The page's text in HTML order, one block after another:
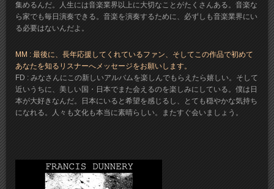
集めるんだ。人生には音楽業界以上に大切なことがたくさんある。音楽な
ら家でも毎日演奏できる。音楽を演奏するために、必ずしも音楽業界にい
る必要はないんだよ。
MM : 最後に、長年応援してくれているファン、そしてこの作品で初めて
あなたを知るリスナーへメッセージをお願いします。
FD : みなさんにこの新しいアルバムを楽しんでもらえたら嬉しい。そして
近いうちに、美しい国・日本でまた会えるのを楽しみにしている。僕は日
本が大好きなんだ。日本にいると希望を感じるし、とても穏やかな気持ち
になれる。人々も文化も本当に素晴らしい。またすぐ会いましょう。